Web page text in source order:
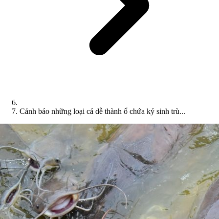
Cảnh báo những loại cá dễ thành ổ chứa ký sinh trù...